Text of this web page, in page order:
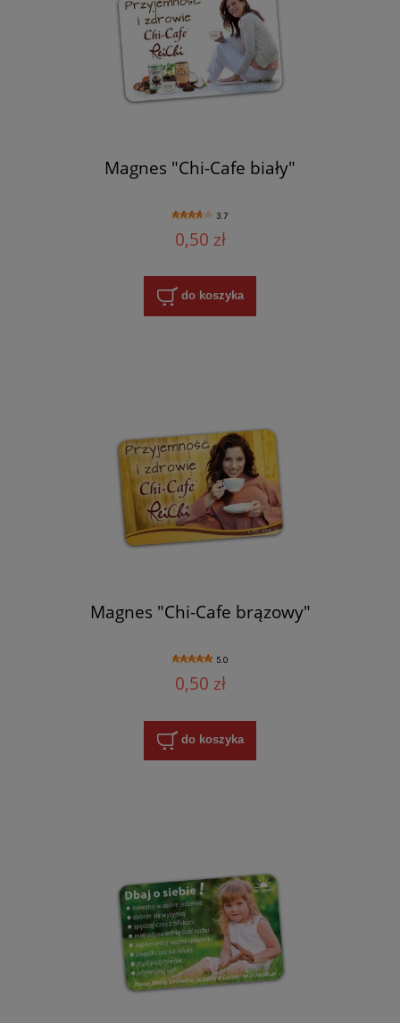
Magnes "Chi-Cafe biały"
3.7
0,50 zł
do koszyka
Magnes "Chi-Cafe brązowy"
5.0
0,50 zł
do koszyka